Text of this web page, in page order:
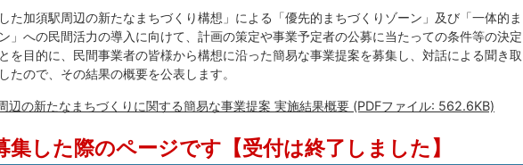
した加須駅周辺の新たなまちづくり構想」による「優先的まちづくりゾーン」及び「一体的ま
」への民間活力の導入に向けて、計画の策定や事業予定者の公募に当たっての条件等の決定
を目的に、民間事業者の皆様から構想に沿った簡易な事業提案を募集し、対話による聞き取
たので、その結果の概要を公表します。
辺の新たなまちづくりに関する簡易な事業提案 実施結果概要 (PDFファイル: 562.6KB)
集した際のページです【受付は終了しました】